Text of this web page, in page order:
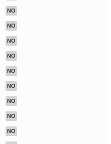
NO
NO
NO
NO
NO
NO
NO
NO
NO